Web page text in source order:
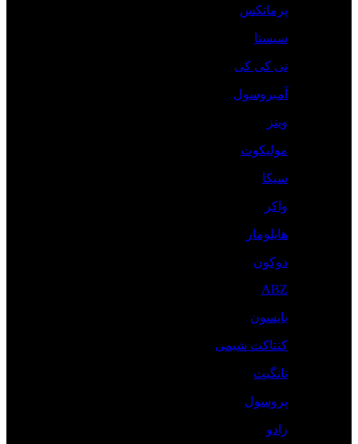
پرماتکس
سیستا
تی کی کی
آمبروسول
وینز
مولیکوت
سیکا
واکر
هایلومار
دوکون
ABZ
بایسون
کنتاکت شیمی
تانگیت
پروسول
زادو